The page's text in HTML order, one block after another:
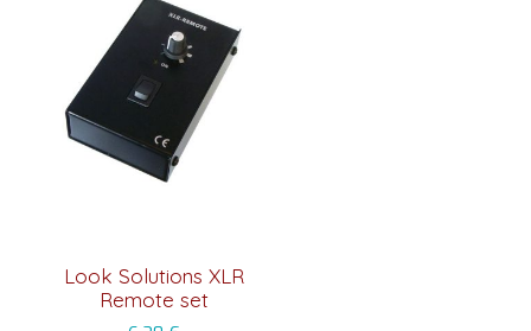
Look Solutions XLR
Remote set